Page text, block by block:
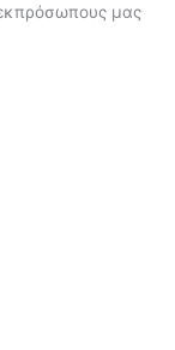
μας